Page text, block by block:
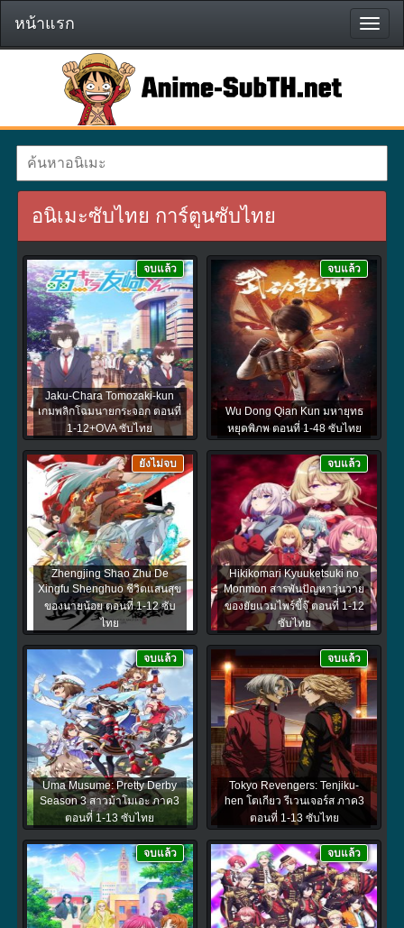
หน้า
แรก
หน้าแรก
อนิเมะซับไทย การ์ตูนซับไทย
Jaku-Chara Tomozaki-kun
เกมพลิกโฉมนายกระจอก ตอนที่
1-12+OVA ซับไทย
จบแล้ว
Wu Dong Qian Kun มหายุทธ
หยุดพิภพ ตอนที่ 1-48 ซับไทย
จบแล้ว
Zhengjing Shao Zhu De
Xingfu Shenghuo ชีวิตแสนสุข
ของนายน้อย ตอนที่ 1-12 ซับ
ไทย
ยังไม่จบ
Hikikomari Kyuuketsuki no
Monmon สารพันปัญหาวุ่นวาย
ของยัยแวมไพร์ขี้จุ๊ ตอนที่ 1-12
ซับไทย
จบแล้ว
Uma Musume: Pretty Derby
Season 3 สาวม้าโมเอะ ภาค3
ตอนที่ 1-13 ซับไทย
จบแล้ว
Tokyo Revengers: Tenjiku-
hen โตเกียว รีเวนเจอร์ส ภาค3
ตอนที่ 1-13 ซับไทย
จบแล้ว
จบแล้ว จบแล้ว